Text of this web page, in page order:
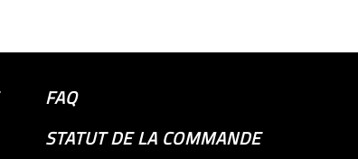
FAQ
STATUT DE LA COMMANDE